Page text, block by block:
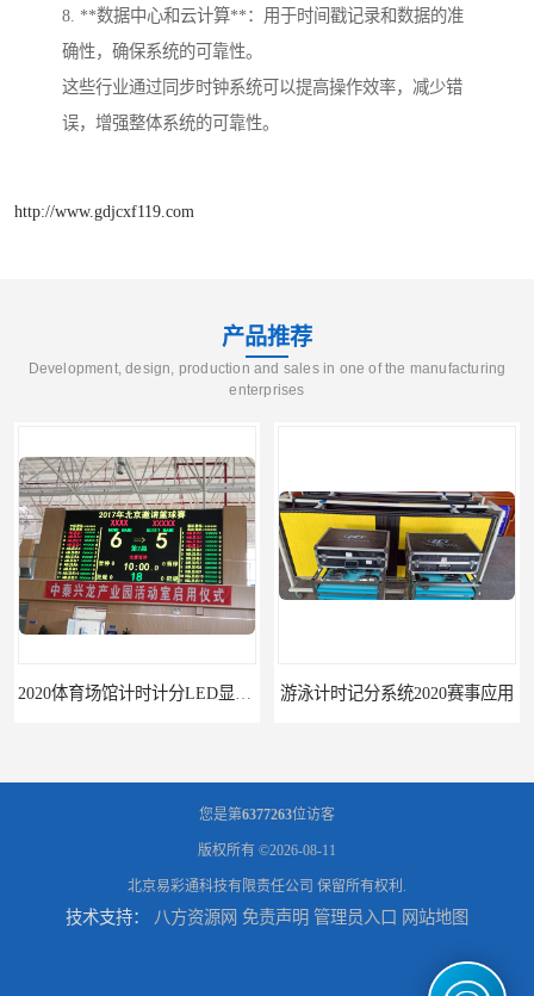
8. **数据中心和云计算**：用于时间戳记录和数据的准
确性，确保系统的可靠性。
这些行业通过同步时钟系统可以提高操作效率，减少错
误，增强整体系统的可靠性。
http://www.gdjcxf119.com
产品推荐
Development, design, production and sales in one of the manufacturing
enterprises
2020体育场馆计时计分LED显示要求 游泳计时记分系统2020赛事应用
您是第6377263位访客
版权所有 ©2026-08-11
北京易彩通科技有限责任公司 保留所有权利.
技术支持： 八方资源网 免责声明 管理员入口 网站地图